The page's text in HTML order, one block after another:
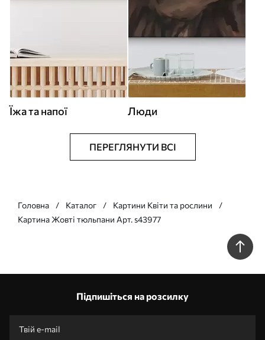
Їжа та напої Люди
ПЕРЕГЛЯНУТИ ВСІ
Головна Каталог
Картини Квіти та рослини
Картина Жовті тюльпани Арт. s43977
Підпишіться на розсилку